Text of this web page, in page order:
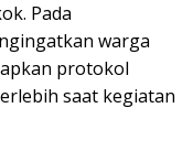
Pada
warga
protokol
saat kegiatan